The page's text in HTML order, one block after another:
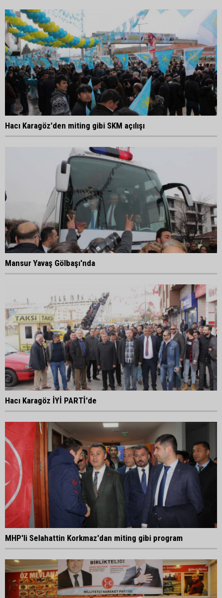
Hacı Karagöz'den miting gibi SKM açılışı
Mansur Yavaş Gölbaşı'nda
Hacı Karagöz İYİ PARTİ'de
MHP'li Selahattin Korkmaz'dan miting gibi program